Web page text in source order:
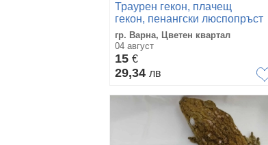
Траурен гекон, плачещ
гекон, пенангски люспопръст
гекон, лугубрис
(Lepidodactylus lugubris)
гр. Варна, Цветен квартал
04 август
15 €
29,34 лв